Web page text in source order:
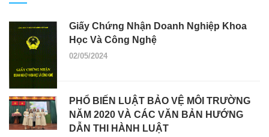
Giấy Chứng Nhận Doanh Nghiệp Khoa
Học Và Công Nghệ
02/05/2024
PHỔ BIẾN LUẬT BẢO VỆ MÔI TRƯỜNG
NĂM 2020 VÀ CÁC VĂN BẢN HƯỚNG
DẪN THI HÀNH LUẬT